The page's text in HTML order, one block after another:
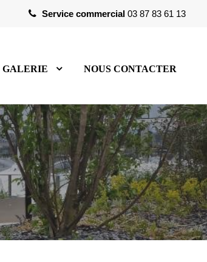
Service commercial 03 87 83 61 13
GALERIE NOUS CONTACTER